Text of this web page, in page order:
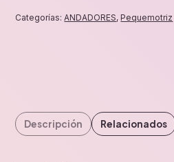
Categorías:ANDADORES,Pequemotriz
Descripción Relacionados